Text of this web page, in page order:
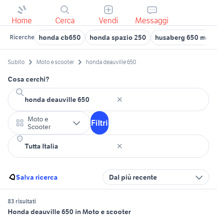
Home Cerca Vendi Messaggi
Ricerche honda cb650 honda spazio 250 husaberg 650 moto
Subito Moto e scooter honda deauville 650
Cosa cerchi?
Moto e
Scooter
Filtri
Salva ricerca Dal più recente
83 risultati
Honda deauville 650 in Moto e scooter